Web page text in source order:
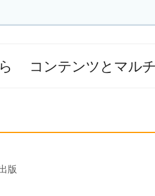
ら コンテンツとマル
版